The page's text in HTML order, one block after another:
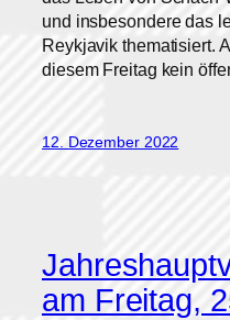
und insbesondere das
Reykjavik thematisiert.
diesem Freitag kein
12. Dezember 2022
am Freitag,